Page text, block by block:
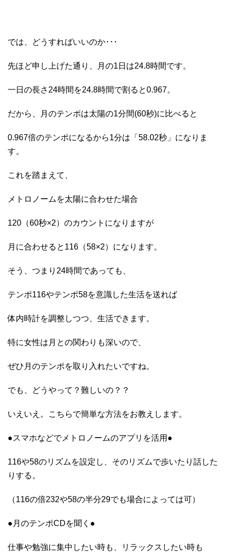
では、どうすればいいのか･･･
先ほど申し上げた通り、月の1日は24.8時間です。
一日の長さ24時間を24.8時間で割ると0.967。
だから、月のテンポは太陽の1分間(60秒)に比べると
0.967倍のテンポになるから1分は「58.02秒」になりま
す。
これを踏まえて、
メトロノームを太陽に合わせた場合
120（60秒×2）のカウントになりますが
月に合わせると116（58×2）になります。
そう、つまり24時間であっても、
テンポ116やテンポ58を意識した生活を送れば
体内時計を調整しつつ、生活できます。
特に女性は月との関わりも深いので、
ぜひ月のテンポを取り入れたいですね。
でも、どうやって？難しいの？？
いえいえ。こちらで簡単な方法をお教えします。
●スマホなどでメトロノームのアプリを活用●
116や58のリズムを設定し、そのリズムで歩いたり話した
りする。
（116の倍232や58の半分29でも場合によっては可）
●月のテンポCDを聞く●
仕事や勉強に集中したい時も、リラックスしたい時も